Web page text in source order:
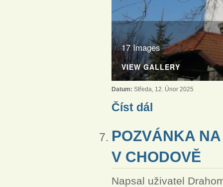
17 Images
VIEW GALLERY
Datum: Středa, 12. Únor 2025
Číst dál
POZVÁNKA
V CHODOVĚ
Napsal uživatel